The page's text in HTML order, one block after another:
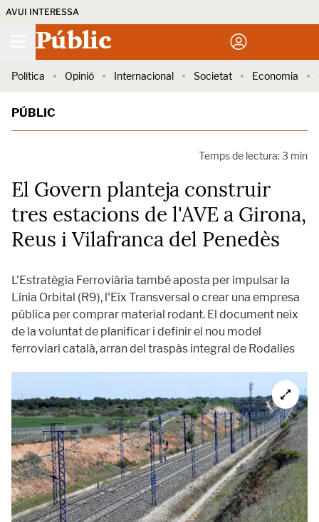
AVUI INTERESSA
Públic
Política Opinió Internacional Societat Economia
PÚBLIC
Temps de lectura: 3 min
El Govern planteja construir
tres estacions de l'AVE a Girona,
Reus i Vilafranca del Penedès
L'Estratègia Ferroviària també aposta per impulsar la
Línia Orbital (R9), l'Eix Transversal o crear una empresa
pública per comprar material rodant. El document neix
de la voluntat de planificar i definir el nou model
ferroviari català, arran del traspàs integral de Rodalies